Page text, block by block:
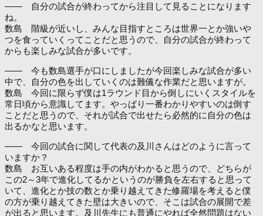
―― 自分の試合が終わってから注目して見ることになります
ね。
数島 階級が近いし、みんな目指すところは世界一とか強いや
つを食っていくってことだと思うので、自分の試合が終わって
からも楽しみな試合が多いです。
―― 今も数島選手が口にしましたが今回楽しみな試合が多い
中で、自分の色を出していくのは難儀な作業だと思いますが。
数島 今回に限らず僕は1ラウンド目から倒しにいくスタイルを
常日頃から意識してます。やっぱり一番わかりやすいのは倒す
ことだと思うので、それが試合で出せたら必然的に自分の色は
出るかなと思います。
―― 今回の試合に関して代表の及川さんはどのように言って
いますか？
数島 お互いある程度は手の内がわかると思うので、どちらが
この2～3年で進化してるかというのが勝負を左右すると思って
いて、進化とか技の数とか乗り越えてきた修羅場を考えると僕
の方が乗り越えてきた壁は大きいので、そこは試合の展開で差
が出ると思います。及川先生にも普通にやれば全然問題はない